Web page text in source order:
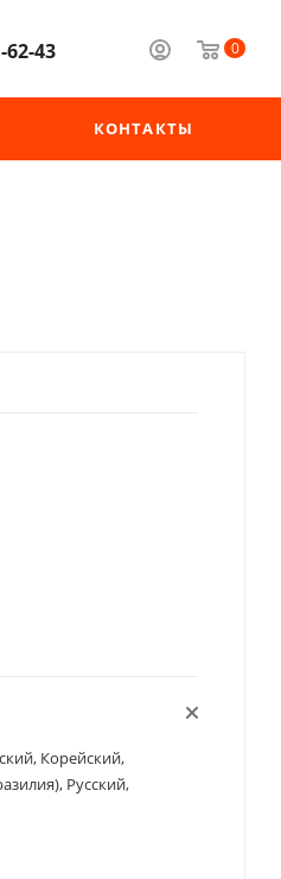
0
62-43
КОНТАКТЫ
Корейский,
Русский,